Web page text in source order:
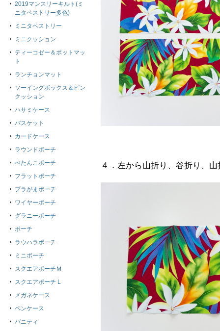
４．左から山折り、谷折り、
2019マンスリーキルト(ミ
ニタペストリー多色)
ミニタペストリー
ミニクッション
ティーコゼー＆ポットマッ
ト
ランチョンマット
ソーイングボックス＆ピン
クッション
ハサミケース
バスケット
カードケース
ラウンドポーチ
ぺたんこポーチ
フラットポーチ
プラがまポーチ
ワイヤーポーチ
グラニーポーチ
ポーチ
ラウハラポーチ
ミニポーチ
スクエアポーチＭ
スクエアポーチ L
メガネケース
ペンケース
バニティ